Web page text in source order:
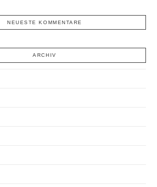
NEUESTE KOMMENTARE
ARCHIV